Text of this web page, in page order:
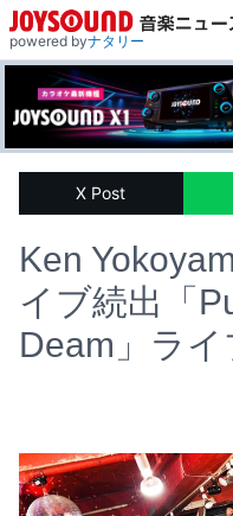
powered byナタリー
X Post
Ken
イブ続出「
Deam」ライ